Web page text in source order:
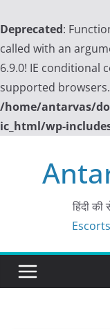
Deprecated:
called with an
6.9.0! IE conditional
supported
/home/antarvas/
ic_html/wp-
हिंदी